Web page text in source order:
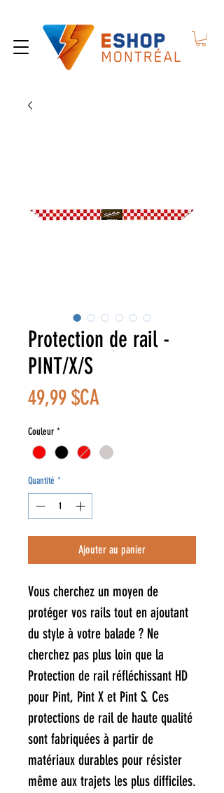
Protection de rail -
PINT/X/S
49,99 $CA
Couleur *
Quantité *
Ajouter au panier
Vous cherchez un moyen de
protéger vos rails tout en ajoutant
du style à votre balade ? Ne
cherchez pas plus loin que la
Protection de rail réfléchissant HD
pour Pint, Pint X et Pint S. Ces
protections de rail de haute qualité
sont fabriquées à partir de
matériaux durables pour résister
même aux trajets les plus difficiles.